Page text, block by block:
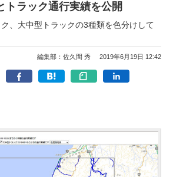
トラック通行実績を公開
、大中型トラックの3種類を色分けして
編集部：佐久間 秀 2019年6月19日 12:42